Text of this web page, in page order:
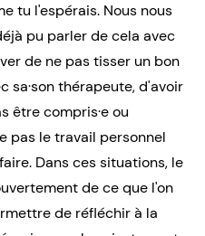
tu l'espérais. Nous nous
pu parler de cela avec
de ne pas tisser un bon
sa·son thérapeute, d'avoir
être compris·e ou
pas le travail personnel
Dans ces situations, le
de ce que l'on
de réfléchir à la